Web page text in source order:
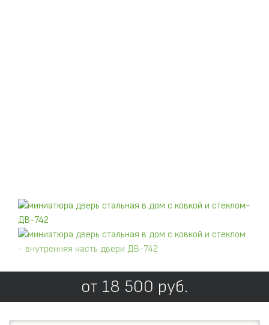
от 18 500 руб.